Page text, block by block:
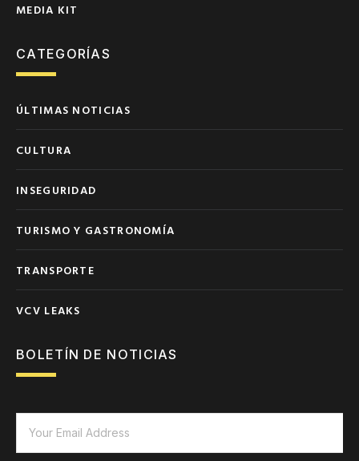
MEDIA KIT
CATEGORÍAS
ÚLTIMAS NOTICIAS
CULTURA
INSEGURIDAD
TURISMO Y GASTRONOMÍA
TRANSPORTE
VCV LEAKS
BOLETÍN DE NOTICIAS